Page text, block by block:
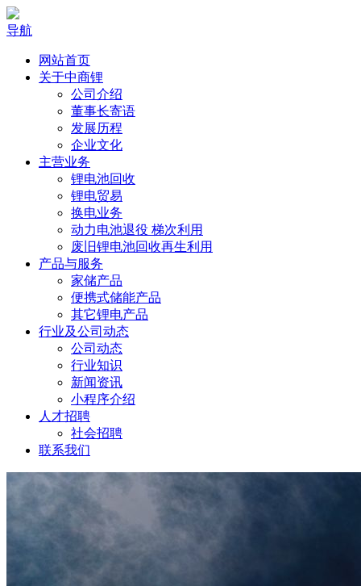
导航
网站首页
关于中商锂
公司介绍
董事长寄语
发展历程
企业文化
主营业务
锂电池回收
锂电贸易
换电业务
动力电池退役 梯次利用
废旧锂电池回收再生利用
产品与服务
家储产品
便携式储能产品
其它锂电产品
行业及公司动态
公司动态
行业知识
新闻资讯
小程序介绍
人才招聘
社会招聘
联系我们